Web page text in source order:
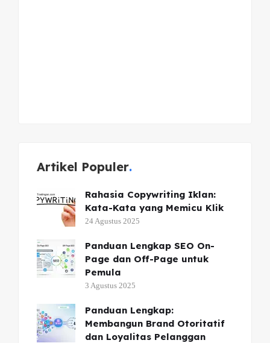
Artikel Populer
Rahasia Copywriting Iklan:
Kata-Kata yang Memicu Klik
24 Agustus 2025
Panduan Lengkap SEO On-
Page dan Off-Page untuk
Pemula
3 Agustus 2025
Panduan Lengkap:
Membangun Brand Otoritatif
dan Loyalitas Pelanggan